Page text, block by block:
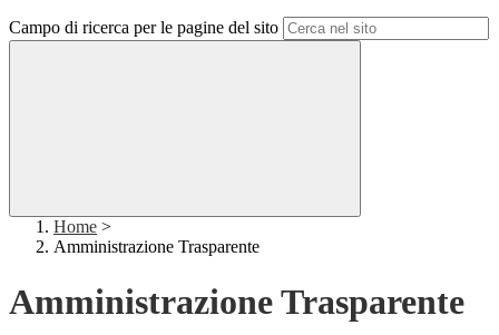
Campo di ricerca per le pagine del sito
Home >
Amministrazione Trasparente
Amministrazione Trasparente